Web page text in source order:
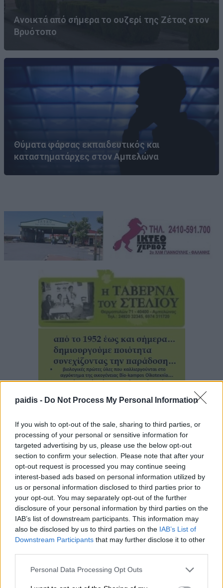
paidis - Do Not Process My Personal Information
If you wish to opt-out of the sale, sharing to third parties, or
processing of your personal or sensitive information for
targeted advertising by us, please use the below opt-out
section to confirm your selection. Please note that after your
opt-out request is processed you may continue seeing
interest-based ads based on personal information utilized by
us or personal information disclosed to third parties prior to
your opt-out. You may separately opt-out of the further
disclosure of your personal information by third parties on the
IAB’s list of downstream participants. This information may
also be disclosed by us to third parties on the IAB’s List of
Downstream Participants that may further disclose it to other
Personal Data Processing Opt Outs
Ανοικτά από σήμερα το ουζερί της Ζέτας στον
Βρυότοπο
Θύματα φάρσας εκπαιδευτικός και
καταστηματάρχες στον Αμπελώνα
▌ΤΕΛΕΥΤΑΙΑ ΝΕΑ